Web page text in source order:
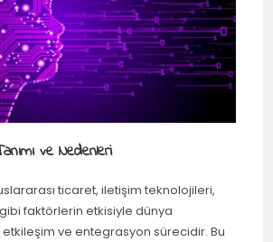
ve Nedenleri
ticaret, iletişim teknolojileri,
faktörlerin etkisiyle dünya
ve entegrasyon sürecidir. Bu